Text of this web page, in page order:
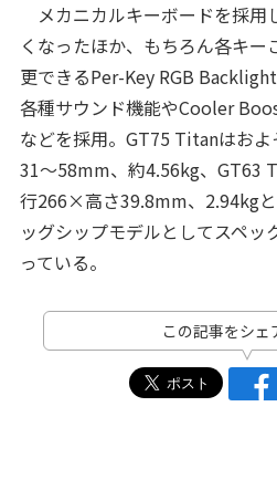
メカニカルキーボードを採用
くなったほか、もちろん各キー
更できるPer-Key RGB
各種サウンド機能やCooler
などを採用。GT75 Titanはお
31～58mm、約4.56kg、GT63
行266×高さ39.8mm、2.94kg
ッグシップモデルとしてスペッ
っている。
この記事をシェ